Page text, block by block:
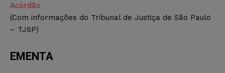
Acórdão
(Com informações do Tribunal de Justiça de São Paulo
– TJSP)
EMENTA